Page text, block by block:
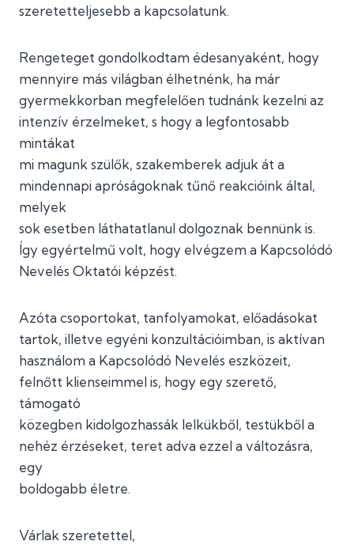
szeretetteljesebb a kapcsolatunk.
Rengeteget gondolkodtam édesanyaként, hogy
mennyire más világban élhetnénk, ha már
gyermekkorban megfelelően tudnánk kezelni az
intenzív érzelmeket, s hogy a legfontosabb
mintákat
mi magunk szülők, szakemberek adjuk át a
mindennapi apróságoknak tűnő reakcióink által,
melyek
sok esetben láthatatlanul dolgoznak bennünk is.
Így egyértelmű volt, hogy elvégzem a Kapcsolódó
Nevelés Oktatói képzést.
Azóta csoportokat, tanfolyamokat, előadásokat
tartok, illetve egyéni konzultációimban, is aktívan
használom a Kapcsolódó Nevelés eszközeit,
felnőtt klienseimmel is, hogy egy szerető,
támogató
közegben kidolgozhassák lelkükből, testükből a
nehéz érzéseket, teret adva ezzel a változásra,
egy
boldogabb életre.
Várlak szeretettel,